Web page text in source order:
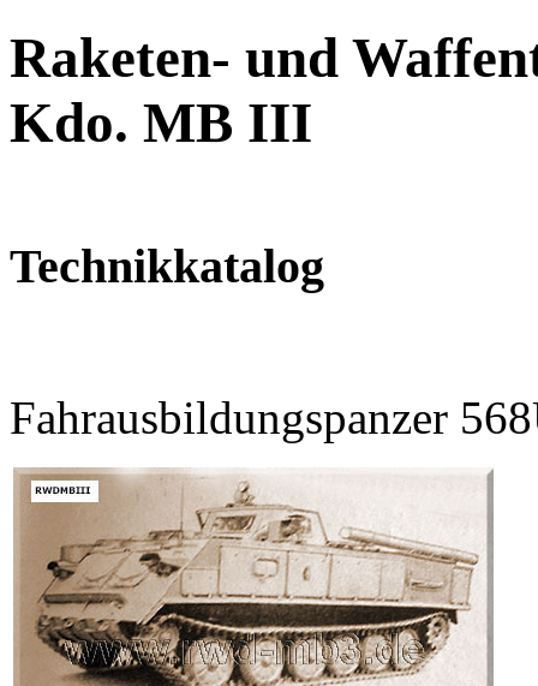
Raketen- und
Kdo. MB III
Technikkatalog
Fahrausbildungspanzer